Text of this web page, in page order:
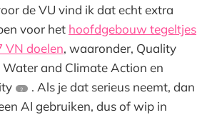
de VU vind ik dat echt extra
voor het hoofdgebouw tegeltjes
VN doelen, waaronder, Quality
Water and Climate Action en
2
. Als je dat serieus neemt, dan
AI gebruiken, dus of wip in